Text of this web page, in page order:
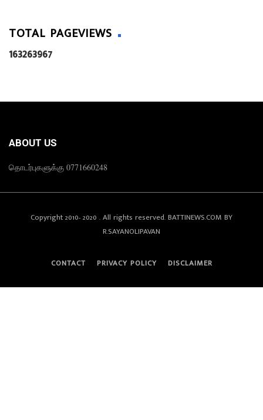
TOTAL PAGEVIEWS
163263967
ABOUT US
தொடர்புகளுக்கு 0771660248
Copyright 2010- 2020 . All rights reserved. BATTINEWS.COM BY
R.SAYANOLIPAVAN
CONTACT PRIVACY POLICY DISCLAIMER